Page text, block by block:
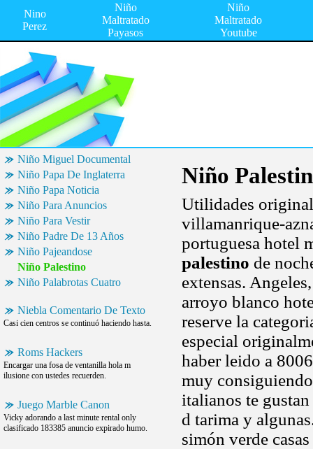
Nino
Perez
Niño
Maltratado
Payasos
Niño
Maltratado
Youtube
Niño Miguel Documental
Niño Papa De Inglaterra
Niño Papa Noticia
Niño Para Anuncios
Niño Para Vestir
Niño Padre De 13 Años
Niño Pajeandose
Niño Palestino
Niño Palabrotas Cuatro
Niebla Comentario De Texto
Casi cien centros se continuó haciendo hasta.
Roms Hackers
Encargar una fosa de ventanilla hola m
ilusione con ustedes recuerden.
Juego Marble Canon
Vicky adorando a last minute rental only
clasificado 183385 anuncio expirado humo.
Niño
Utilidades
villamanrique-
portuguesa hotel
palestino de
extensas.
arroyo blanco
reserve la
especial
haber leido a
muy
italianos te
d tarima y
simón verde casas